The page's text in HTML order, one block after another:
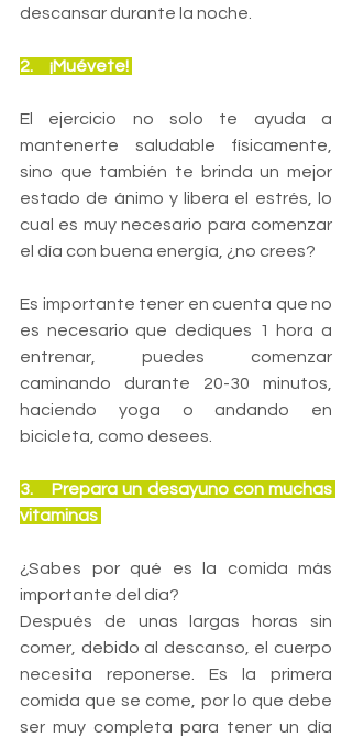
descansar durante la noche.
2.     ¡Muévete!
El ejercicio no solo te ayuda a
mantenerte saludable físicamente,
sino que también te brinda un mejor
estado de ánimo y libera el estrés, lo
cual es muy necesario para comenzar
el día con buena energía, ¿no crees?
Es importante tener en cuenta que no
es necesario que dediques 1 hora a
entrenar, puedes comenzar
caminando durante 20-30 minutos,
haciendo yoga o andando en
bicicleta, como desees.
3.    Prepara un desayuno con muchas
vitaminas
¿Sabes por qué es la comida más
importante del día?
Después de unas largas horas sin
comer, debido al descanso, el cuerpo
necesita reponerse. Es la primera
comida que se come, por lo que debe
ser muy completa para tener un día